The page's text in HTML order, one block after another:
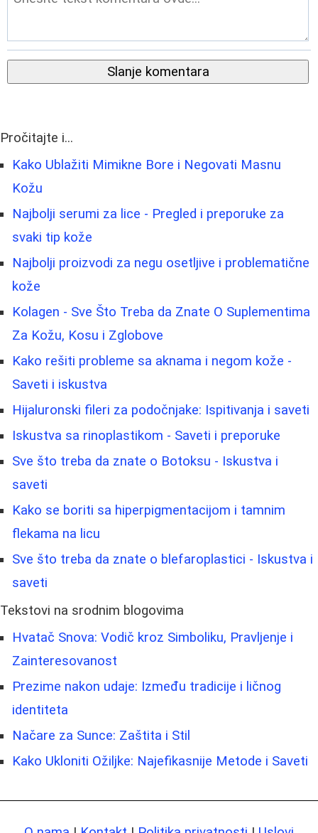
Slanje komentara
Pročitajte i...
Kako Ublažiti Mimikne Bore i Negovati Masnu
Kožu
Najbolji serumi za lice - Pregled i preporuke za
svaki tip kože
Najbolji proizvodi za negu osetljive i problematične
kože
Kolagen - Sve Što Treba da Znate O Suplementima
Za Kožu, Kosu i Zglobove
Kako rešiti probleme sa aknama i negom kože -
Saveti i iskustva
Hijaluronski fileri za podočnjake: Ispitivanja i saveti
Iskustva sa rinoplastikom - Saveti i preporuke
Sve što treba da znate o Botoksu - Iskustva i
saveti
Kako se boriti sa hiperpigmentacijom i tamnim
flekama na licu
Sve što treba da znate o blefaroplastici - Iskustva i
saveti
Tekstovi na srodnim blogovima
Hvatač Snova: Vodič kroz Simboliku, Pravljenje i
Zainteresovanost
Prezime nakon udaje: Između tradicije i ličnog
identiteta
Načare za Sunce: Zaštita i Stil
Kako Ukloniti Ožiljke: Najefikasnije Metode i Saveti